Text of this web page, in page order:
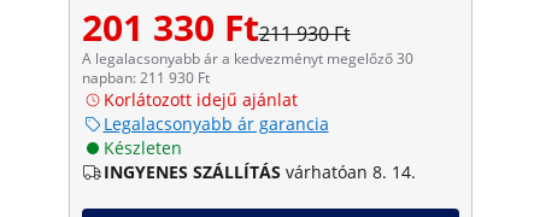
201 330 Ft211 930 Ft
A legalacsonyabb ár a kedvezményt megelőző 30
napban: 211 930 Ft
Korlátozott idejű ajánlat
Legalacsonyabb ár garancia
Készleten
INGYENES SZÁLLÍTÁS várhatóan 8. 14.